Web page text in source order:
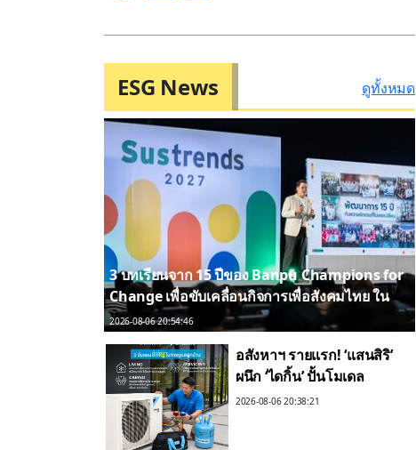
ESG News ดูทั้งหมด
3 บทเรียนจาก 15 ปีของ Banpu Champions for
Change เพื่อขับเคลื่อนกิจการเพื่อสังคมไทย ใน
งาน Sustrends 2027
2026-08-06 20:54:46
อสังหาฯ รายแรก! ‘แสนสิริ’
ผนึก ‘ไดกิ้น’ ปั้นโมเดล
‘Sustainable Cooliving
2026-08-06 20:38:21